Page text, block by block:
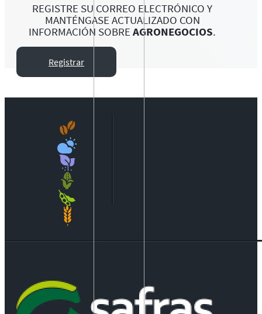
REGISTRE SU CORREO ELECTRÓNICO Y
MANTÉNGASE ACTUALIZADO CON
INFORMACIÓN SOBRE AGRONEGOCIOS.
Registrar